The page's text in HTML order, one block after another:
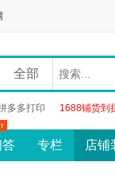
全部
多多打印 1688铺货到
答 专栏 店铺